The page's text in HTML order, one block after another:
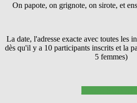
On papote, on grignote, on sirote, et
La date, l'adresse exacte avec toutes les
dès qu'il y a 10 participants inscrits et la
5 femmes)